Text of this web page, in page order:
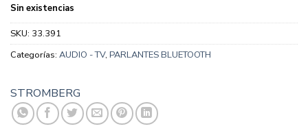
Sin existencias
SKU: 33.391
Categorías: AUDIO - TV, PARLANTES BLUETOOTH
STROMBERG